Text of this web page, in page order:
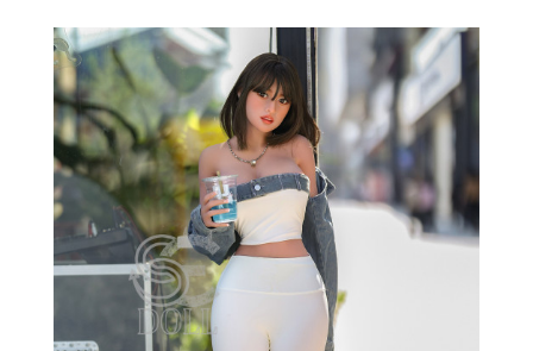
Par marque
Par matériaux
Par taille
Sex dolls en promotion